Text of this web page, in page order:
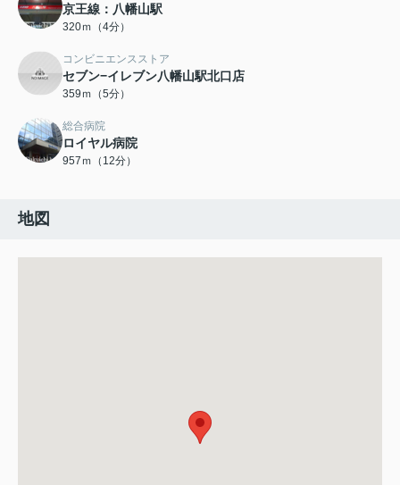
京王線：八幡山駅
320ｍ（4分）
コンビニエンスストア
セブン−イレブン八幡山駅北口店
359ｍ（5分）
総合病院
ロイヤル病院
957ｍ（12分）
地図